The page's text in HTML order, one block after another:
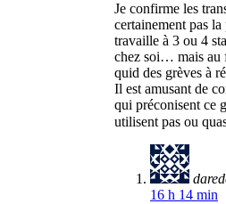
Je confirme les
certainement pas la
travaille à 3 ou 4
chez soi… mais au
quid des grèves à
Il est amusant de
qui préconisent ce
utilisent pas ou
16 h 14 min